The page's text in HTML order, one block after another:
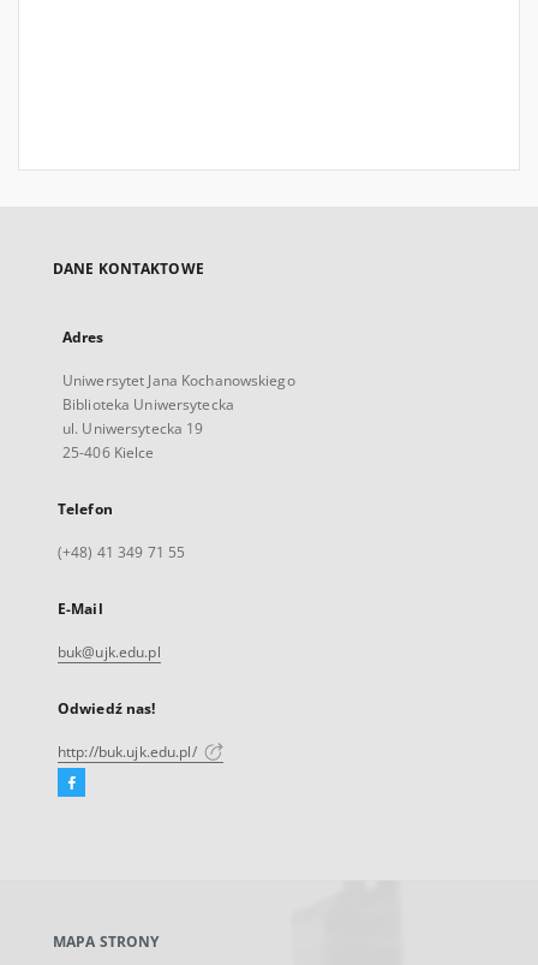
DANE KONTAKTOWE
Adres
Uniwersytet Jana Kochanowskiego
Biblioteka Uniwersytecka
ul. Uniwersytecka 19
25-406 Kielce
Telefon
(+48) 41 349 71 55
E-Mail
buk@ujk.edu.pl
Odwiedź nas!
http://buk.ujk.edu.pl/
Facebook
karcie
MAPA STRONY